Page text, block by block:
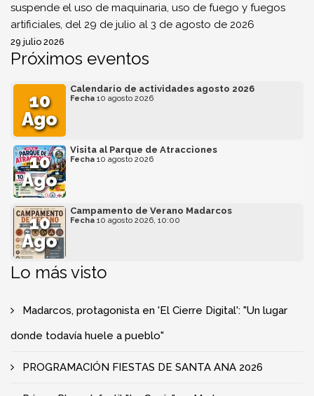
suspende el uso de maquinaria, uso de fuego y fuegos
artificiales, del 29 de julio al 3 de agosto de 2026
29 julio 2026
Próximos eventos
10
Ago
Calendario de actividades agosto 2026
Fecha 10 agosto 2026
10
Ago
Visita al Parque de Atracciones
Fecha 10 agosto 2026
10
Ago
Campamento de Verano Madarcos
Fecha 10 agosto 2026, 10:00
Lo más visto
Madarcos, protagonista en 'El Cierre Digital': "Un lugar
donde todavía huele a pueblo"
PROGRAMACIÓN FIESTAS DE SANTA ANA 2026